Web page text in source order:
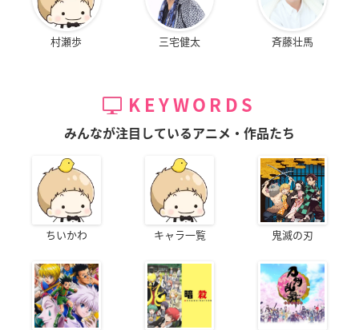
村瀬歩 三宅健太 斉藤壮馬
KEYWORDS
みんなが注目しているアニメ・作品たち
ちいかわ キャラ一覧 鬼滅の刃